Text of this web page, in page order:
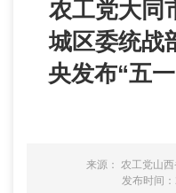
农工党大同
城区委统战
央发布“五
来源： 农工党山
发布时间